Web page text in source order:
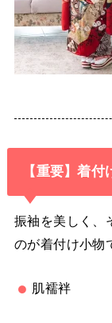
【重要】着
振袖を美しく、
のが着付け小物
肌襦袢